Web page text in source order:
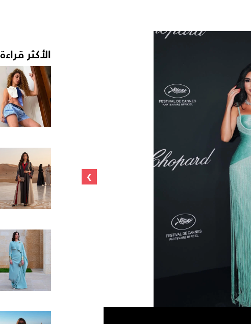
›
الأكثر قراءة